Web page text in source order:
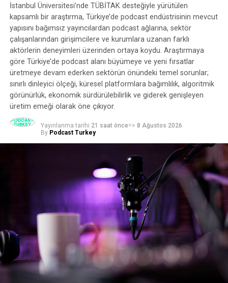
FOSS Fonu’nu duyuruyoruz. Bu projeler, mühendislik
ekiplerimizin ellerinden gelenin en iyisini yapmalarını
destekliyor ve bunu mümkün kılıyor ve biz de bunu kabul
etmek istiyoruz.”
Mühendisler, veri bilimcileri, araştırmacılar ve daha
fazlasını içeren şirketin dahili Ar-Ge ekibi, desteği hak
ettiğini düşündükleri projeleri aday
gösterecek. Spotify’ın fon komitesi daha sonra uygun
adaylar arasından projeleri seçecek. Fon’dan destek
almaya hak kazananlar Mayıs ayında açıklanacak.
Spotify, son on yılda 200’den fazla aracı açık kaynaklı
hale getirdiğini, ancak artık “daha fazlasını yapmanın”
zamanının geldiğini söylüyor. Şirket, yeni fonun belirli
açık kaynak projelerinin sürdürülebilirliği üzerinde
doğrudan bir etkisi olacağını, ancak tamamen
sürdürülebilir bir ekosistem yaratmak için daha fazla
çözüm olması gerektiğini söylüyor. Spotify, bu
çabayı ilerletmek için açık kaynak güvenlik girişimlerini
desteklemek içinAçık Kaynak Güvenlik Vakfı’na
(OpenSSF) katıldığını söylüyor.
İstanbul Üniversitesi’nde TÜBİTAK desteğiyle yürütülen
kapsamlı bir araştırma, Türkiye’de podcast endüstrisinin mevcut
yapısını bağımsız yayıncılardan podcast ağlarına, sektör
çalışanlarından girişimcilere ve kurumlara uzanan farklı
aktörlerin deneyimleri üzerinden ortaya koydu. Araştırmaya
göre Türkiye’de podcast alanı büyümeye ve yeni fırsatlar
üretmeye devam ederken sektörün önündeki temel sorunlar;
sınırlı dinleyici ölçeği, küresel platformlara bağımlılık, algoritmik
görünürlük, ekonomik sürdürülebilirlik ve giderek genişleyen
üretim emeği olarak öne çıkıyor.
Yayınlanma tarihi 21 saat önce=> 8 Ağustos 2026
By Podcast Turkey